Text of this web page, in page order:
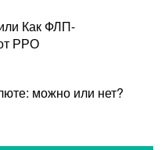
Как ФЛП-
РРО
можно или нет?